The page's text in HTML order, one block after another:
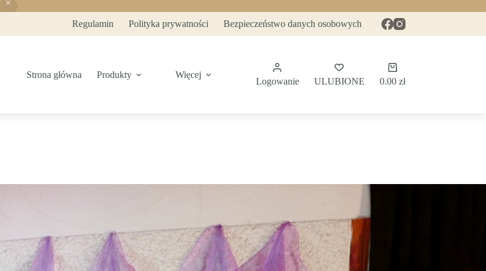
Regulamin Polityka prywatności Bezpieczeństwo danych osobowych
Strona główna Produkty Więcej
Logowanie ULUBIONE
Koszyk
0.00 zł